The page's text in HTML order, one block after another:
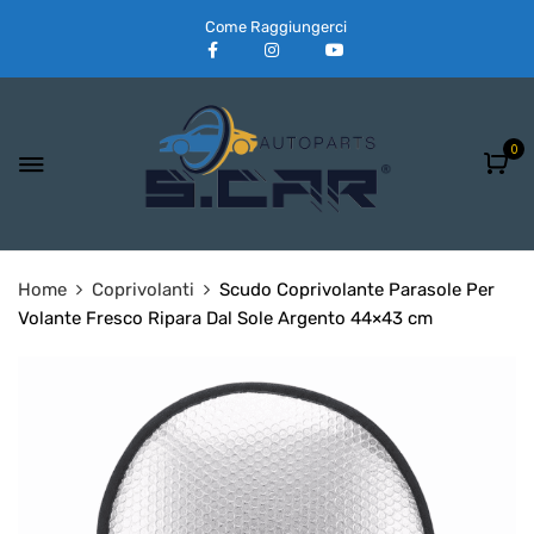
Come Raggiungerci
0
Home Coprivolanti
Scudo Coprivolante Parasole Per
Volante Fresco Ripara Dal Sole Argento 44×43 cm